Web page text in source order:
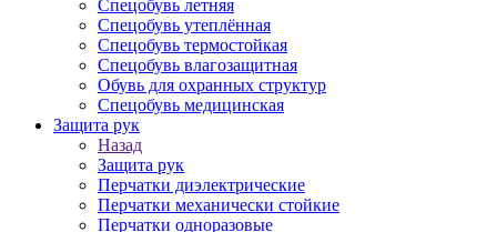
Спецобувь летняя
Спецобувь утеплённая
Спецобувь термостойкая
Спецобувь влагозащитная
Обувь для охранных структур
Спецобувь медицинская
Защита рук
Назад
Защита рук
Перчатки диэлектрические
Перчатки механически стойкие
Перчатки одноразовые